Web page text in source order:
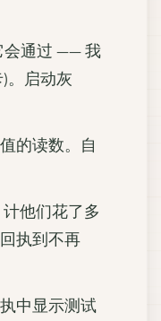
会通过 —— 我
。启动灰
的读数。自
他们花了多
执到不再
中显示测试